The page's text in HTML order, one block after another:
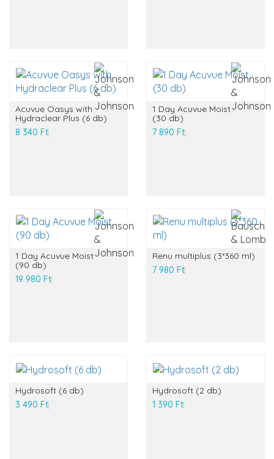
Acuvue Oasys with
Hydraclear Plus (6 db)
8 340 Ft
1 Day Acuvue Moist
(30 db)
7 890 Ft
1 Day Acuvue Moist
(90 db)
19 980 Ft
Renu multiplus (3*360 ml)
7 980 Ft
Hydrosoft (6 db)
3 490 Ft
Hydrosoft (2 db)
1 390 Ft